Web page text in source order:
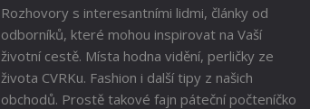
Rozhovory s interesantními lidmi, články od
odborníků, které mohou inspirovat na Vaší
životní cestě. Místa hodna vidění, perličky ze
života CVRKu. Fashion i další tipy z našich
obchodů. Prostě takové fajn páteční počteníčko